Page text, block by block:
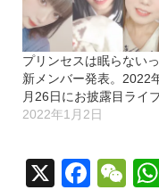
プリンセスは眠らないっ
新メンバー発表。2022
月26日にお披露目ライ
2022年1月2日
X